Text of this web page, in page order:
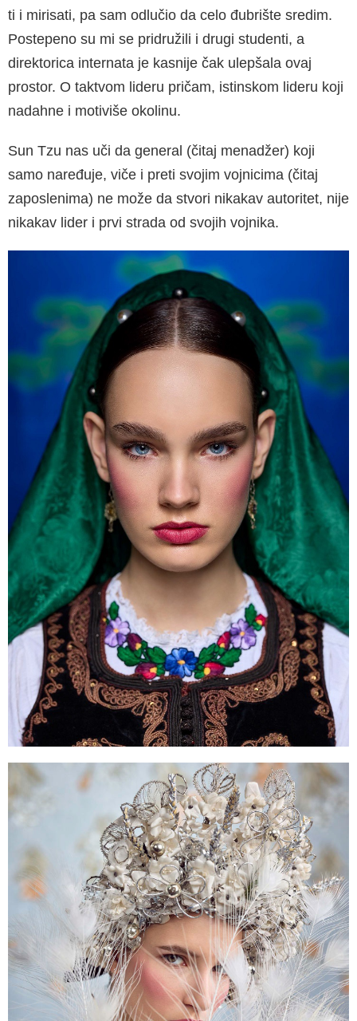
ti i mirisati, pa sam odlučio da celo đubrište sredim.
Postepeno su mi se pridružili i drugi studenti, a
direktorica internata je kasnije čak ulepšala ovaj
prostor. O taktvom lideru pričam, istinskom lideru koji
nadahne i motiviše okoli­nu.
Sun Tzu nas uči da general (čitaj menadžer) koji
samo naređuje, viče i preti svojim vojnici­ma (čitaj
zaposlenima) ne može da stvori nika­kav autoritet, nije
nikakav lider i prvi strada od svojih vojnika.